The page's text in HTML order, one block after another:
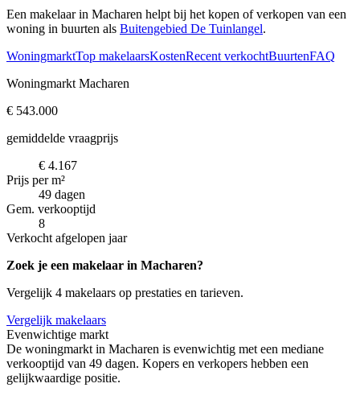
Een makelaar in Macharen helpt bij het kopen of verkopen van een
woning in buurten als Buitengebied De Tuinlangel.
WoningmarktTop makelaarsKostenRecent verkochtBuurtenFAQ
Woningmarkt Macharen
€ 543.000
gemiddelde vraagprijs
€ 4.167
Prijs per m²
49 dagen
Gem. verkooptijd
8
Verkocht afgelopen jaar
Zoek je een makelaar in Macharen?
Vergelijk 4 makelaars op prestaties en tarieven.
Vergelijk makelaars
Evenwichtige markt
De woningmarkt in Macharen is evenwichtig met een mediane
verkooptijd van 49 dagen. Kopers en verkopers hebben een
gelijkwaardige positie.